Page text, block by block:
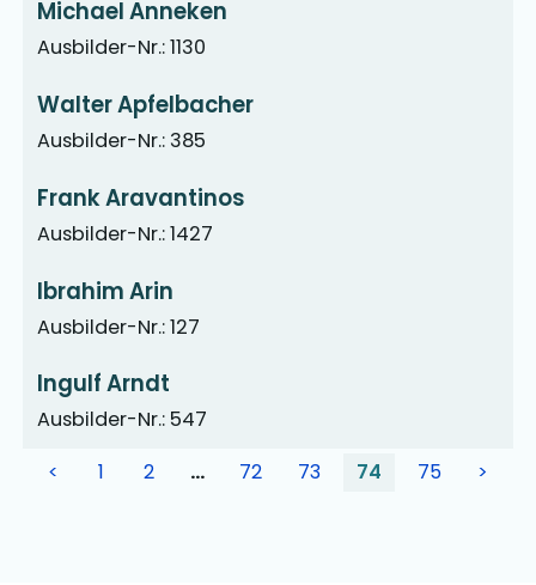
Michael Anneken
Ausbilder-Nr.: 1130
Walter Apfelbacher
Ausbilder-Nr.: 385
Frank Aravantinos
Ausbilder-Nr.: 1427
Ibrahim Arin
Ausbilder-Nr.: 127
Ingulf Arndt
Ausbilder-Nr.: 547
<
1 2 … 72 73 74 75 >